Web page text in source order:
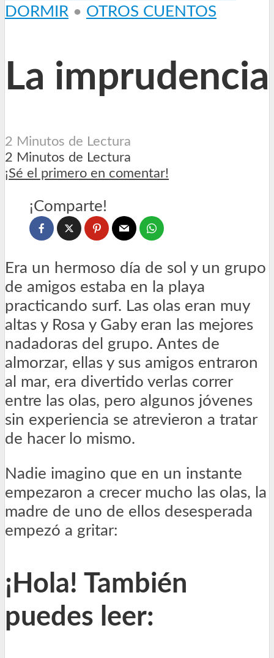
DORMIR • OTROS CUENTOS
La imprudencia
2 Minutos de Lectura
2 Minutos de Lectura
¡Sé el primero en comentar!
¡Comparte!
Era un hermoso día de sol y un grupo
de amigos estaba en la playa
practicando surf. Las olas eran muy
altas y Rosa y Gaby eran las mejores
nadadoras del grupo. Antes de
almorzar, ellas y sus amigos entraron
al mar, era divertido verlas correr
entre las olas, pero algunos jóvenes
sin experiencia se atrevieron a tratar
de hacer lo mismo.
Nadie imagino que en un instante
empezaron a crecer mucho las olas, la
madre de uno de ellos desesperada
empezó a gritar:
¡Hola! También
puedes leer: